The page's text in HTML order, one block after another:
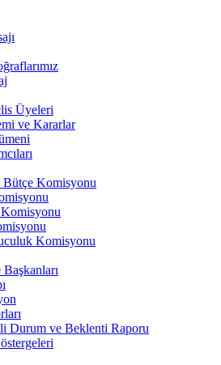
Üyeleri
ve Kararlar
Bütçe Komisyonu
Komisyonu
Durum ve Beklenti Raporu